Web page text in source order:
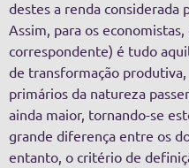
destes a renda considerada
Assim, para os
correspondente) é tudo
de transformação
primários da natureza
ainda maior, tornando-se
grande diferença entre os
entanto, o critério de